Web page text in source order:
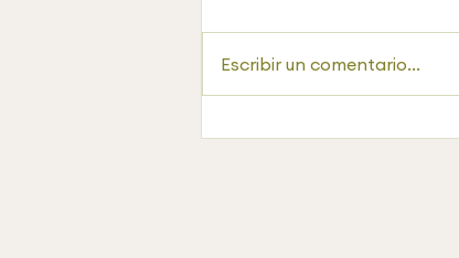
Escribir un comentario...